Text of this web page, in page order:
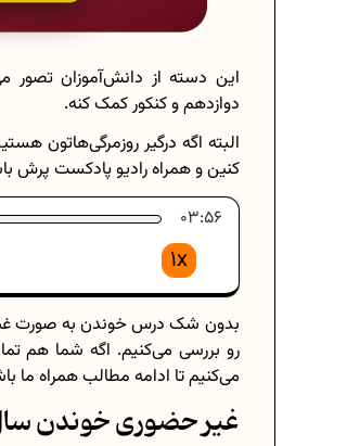
این دسته از دانش‌آموزان
دوازدهم و کنکور کمک کنه.
البته اگه درگیر روزمرگی‌هاتون
کنین و همراه رادیو پادکست پرش
03:56
1x
بدون شک درس خوندن به صورت غیر
رو بررسی می‌کنیم. اگه شما هم
می‌کنیم تا ادامه مطالب همراه ما
غیر حضوری خوندن